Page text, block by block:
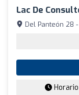
Lac De
Del Panteón 28
Horario